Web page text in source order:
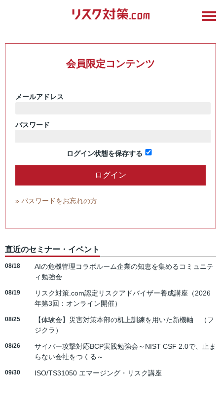
会員限定コンテンツ
メールアドレス
パスワード
ログイン状態を保存する
» パスワードをお忘れの方
直近のセミナー・イベント
08/18
AIの危機管理コラボルーム企業の知恵を集めるコミュニテ
ィ勉強会
08/19
リスク対策.com認定リスクアドバイザー養成講座（2026
年第3回：オンライン開催）
08/25
【体験会】災害対策本部の机上訓練を用いた新機軸 （フ
ジクラ）
08/26
サイバー攻撃対応BCP実践勉強会～NIST CSF 2.0で、止ま
らない会社をつくる～
09/30 ISO/TS31050 エマージング・リスク講座